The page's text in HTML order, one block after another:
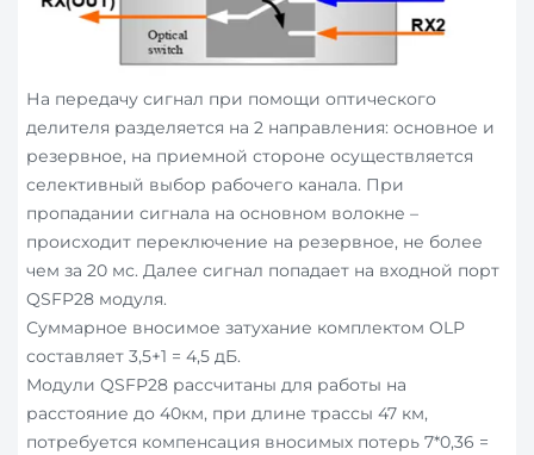
На передачу сигнал при помощи оптического
делителя разделяется на 2 направления: основное и
резервное, на приемной стороне осуществляется
селективный выбор рабочего канала. При
пропадании сигнала на основном волокне –
происходит переключение на резервное, не более
чем за 20 мс. Далее сигнал попадает на входной порт
QSFP28 модуля.
Суммарное вносимое затухание комплектом OLP
составляет 3,5+1 = 4,5 дБ.
Модули QSFP28 рассчитаны для работы на
расстояние до 40км, при длине трассы 47 км,
потребуется компенсация вносимых потерь 7*0,36 =